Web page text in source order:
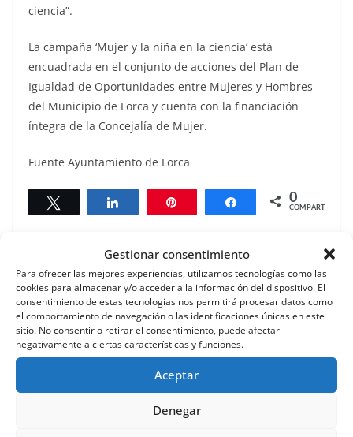
Gestionar consentimiento
Para ofrecer las mejores experiencias, utilizamos tecnologías como las
cookies para almacenar y/o acceder a la información del dispositivo. El
consentimiento de estas tecnologías nos permitirá procesar datos como
el comportamiento de navegación o las identificaciones únicas en este
sitio. No consentir o retirar el consentimiento, puede afectar
negativamente a ciertas características y funciones.
Aceptar
Denegar
ciencia”.
La campaña ‘Mujer y la niña en la ciencia’ está
encuadrada en el conjunto de acciones del Plan de
Igualdad de Oportunidades entre Mujeres y Hombres
del Municipio de Lorca y cuenta con la financiación
íntegra de la Concejalía de Mujer.
Fuente Ayuntamiento de Lorca
Twittear Compartir Compartir
0
COMPARTIR
Lorca refuerza la accesibilidad en su gran Desfile de
Carnaval
La Red Municipal de Bibliotecas de Lorca apuesta
por el ocio cultural con un nuevo servicio de juegos
También te puede gustar